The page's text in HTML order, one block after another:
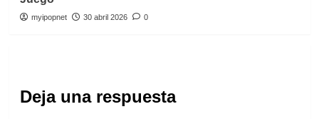
myipopnet 30 abril 2026 0
Deja una respuesta